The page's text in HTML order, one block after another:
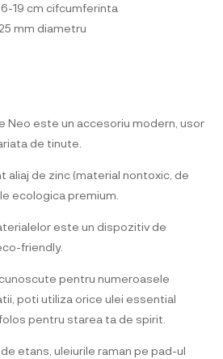
19 cm cifcumferinta
mm diametru
Neo este un accesoriu modern, usor
de tinute.
aliaj de zinc (material nontoxic, de
ecologica premium.
este un dispozitiv de
friendly.
pentru numeroasele
poti utiliza orice ulei essential
pentru starea ta de spirit.
etans, uleiurile raman pe pad-ul